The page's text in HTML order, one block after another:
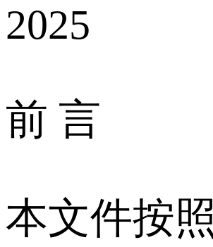
2025
前 言
本文件按照